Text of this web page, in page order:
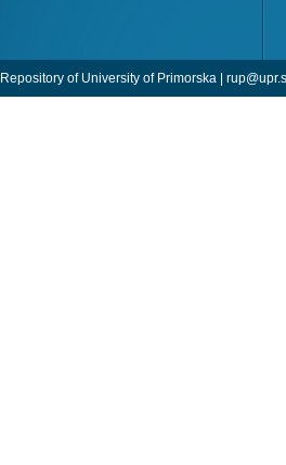
Repository of University of Primorska |